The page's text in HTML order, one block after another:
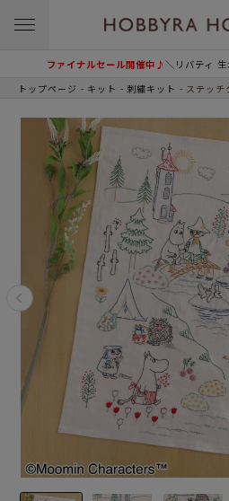
ファイナルセール開催中♪＼リバティ
トップページ キット 刺繍キット ステッチ